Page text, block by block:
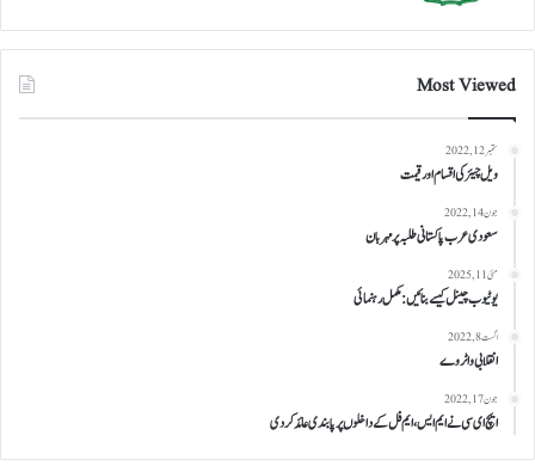
Most Viewed
ستمبر 12, 2022
ویل چیئر کی اقسام اور قیمت
جون 14, 2022
سعودی عرب پاکستانی طلبہ پر مہربان
مئی 11, 2025
یوٹیوب چینل کیسے بنائیں: مکمل رہنمائی
اگست 8, 2022
انقلابی واٹر وے
جون 17, 2022
ایچ ای سی نے ایم ایس، ایم فل کے داخلوں پر پابندی عائد کر دی